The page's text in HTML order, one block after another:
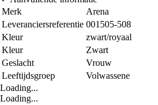
Merk
Arena
Leveranciersreferentie 001505-508
Kleur
zwart/royaal
Kleur
Zwart
Geslacht
Vrouw
Leeftijdsgroep
Volwassene
Loading...
Loading...